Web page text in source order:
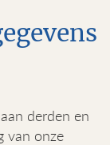
derden en
van onze